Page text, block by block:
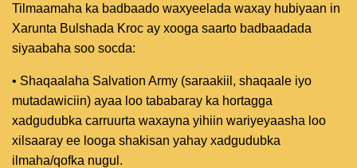
Tilmaamaha ka badbaado waxyeelada waxay hubiyaan in
Xarunta Bulshada Kroc ay xooga saarto badbaadada
siyaabaha soo socda:
• Shaqaalaha Salvation Army (saraakiil, shaqaale iyo
mutadawiciin) ayaa loo tababaray ka hortagga
xadgudubka carruurta waxayna yihiin wariyeyaasha loo
xilsaaray ee looga shakisan yahay xadgudubka
ilmaha/qofka nugul.